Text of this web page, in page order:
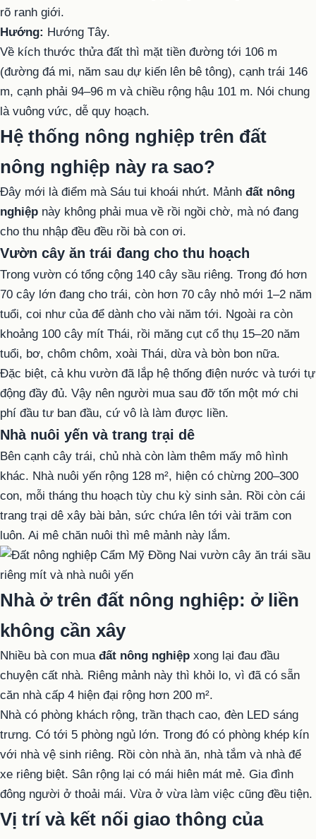
rõ ranh giới.
Hướng: Hướng Tây.
Về kích thước thửa đất thì mặt tiền đường tới 106 m
(đường đá mi, năm sau dự kiến lên bê tông), cạnh trái 146
m, cạnh phải 94–96 m và chiều rộng hậu 101 m. Nói chung
là vuông vức, dễ quy hoạch.
Hệ thống nông nghiệp trên đất
nông nghiệp này ra sao?
Đây mới là điểm mà Sáu tui khoái nhứt. Mảnh đất nông
nghiệp này không phải mua về rồi ngồi chờ, mà nó đang
cho thu nhập đều đều rồi bà con ơi.
Vườn cây ăn trái đang cho thu hoạch
Trong vườn có tổng cộng 140 cây sầu riêng. Trong đó hơn
70 cây lớn đang cho trái, còn hơn 70 cây nhỏ mới 1–2 năm
tuổi, coi như của để dành cho vài năm tới. Ngoài ra còn
khoảng 100 cây mít Thái, rồi măng cụt cổ thụ 15–20 năm
tuổi, bơ, chôm chôm, xoài Thái, dừa và bòn bon nữa.
Đặc biệt, cả khu vườn đã lắp hệ thống điện nước và tưới tự
động đầy đủ. Vậy nên người mua sau đỡ tốn một mớ chi
phí đầu tư ban đầu, cứ vô là làm được liền.
Nhà nuôi yến và trang trại dê
Bên cạnh cây trái, chủ nhà còn làm thêm mấy mô hình
khác. Nhà nuôi yến rộng 128 m², hiện có chừng 200–300
con, mỗi tháng thu hoạch tùy chu kỳ sinh sản. Rồi còn cái
trang trại dê xây bài bản, sức chứa lên tới vài trăm con
luôn. Ai mê chăn nuôi thì mê mảnh này lắm.
Nhà ở trên đất nông nghiệp: ở liền
không cần xây
Nhiều bà con mua đất nông nghiệp xong lại đau đầu
chuyện cất nhà. Riêng mảnh này thì khỏi lo, vì đã có sẵn
căn nhà cấp 4 hiện đại rộng hơn 200 m².
Nhà có phòng khách rộng, trần thạch cao, đèn LED sáng
trưng. Có tới 5 phòng ngủ lớn. Trong đó có phòng khép kín
với nhà vệ sinh riêng. Rồi còn nhà ăn, nhà tắm và nhà để
xe riêng biệt. Sân rộng lại có mái hiên mát mẻ. Gia đình
đông người ở thoải mái. Vừa ở vừa làm việc cũng đều tiện.
Vị trí và kết nối giao thông của